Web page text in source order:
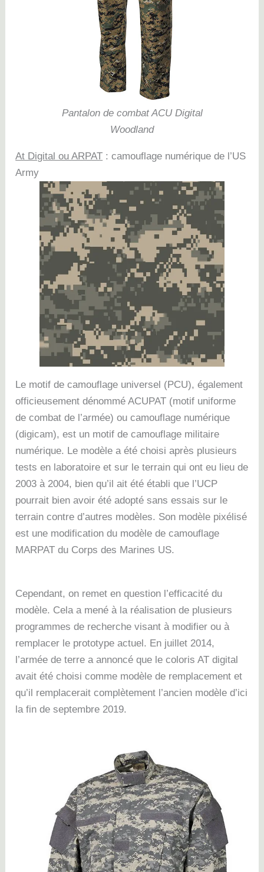
Pantalon de combat ACU Digital
Woodland
At Digital ou ARPAT : camouflage numérique de l’US
Army
Le motif de camouflage universel (PCU), également
officieusement dénommé ACUPAT (motif uniforme
de combat de l’armée) ou camouflage numérique
(digicam), est un motif de camouflage militaire
numérique. Le modèle a été choisi après plusieurs
tests en laboratoire et sur le terrain qui ont eu lieu de
2003 à 2004, bien qu’il ait été établi que l’UCP
pourrait bien avoir été adopté sans essais sur le
terrain contre d’autres modèles. Son modèle pixélisé
est une modification du modèle de camouflage
MARPAT du Corps des Marines US.
Cependant, on remet en question l’efficacité du
modèle. Cela a mené à la réalisation de plusieurs
programmes de recherche visant à modifier ou à
remplacer le prototype actuel. En juillet 2014,
l’armée de terre a annoncé que le coloris AT digital
avait été choisi comme modèle de remplacement et
qu’il remplacerait complètement l’ancien modèle d’ici
la fin de septembre 2019.